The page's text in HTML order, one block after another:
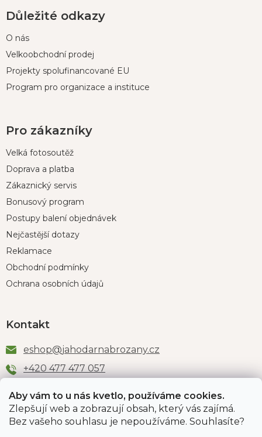
Aby vám to u nás kvetlo, používáme cookies.
Zlepšují web a zobrazují obsah, který vás zajímá.
Bez vašeho souhlasu je nepoužíváme. Souhlasíte?
Důležité odkazy
O nás
Velkoobchodní prodej
Projekty spolufinancované EU
Program pro organizace a instituce
Pro zákazníky
Velká fotosoutěž
Doprava a platba
Zákaznický servis
Bonusový program
Postupy balení objednávek
Nejčastější dotazy
Reklamace
Obchodní podmínky
Ochrana osobních údajů
Kontakt
eshop@jahodarnabrozany.cz
+420 477 477 057
Odběr newsletteru